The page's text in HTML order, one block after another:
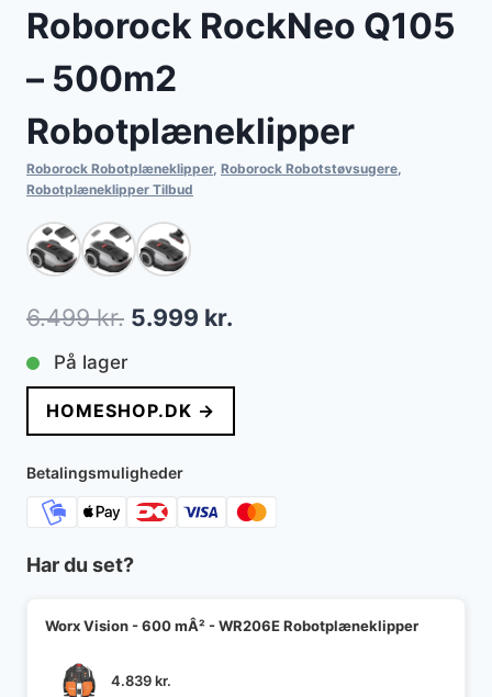
Roborock RockNeo Q105
– 500m2
Robotplæneklipper
Roborock Robotplæneklipper, Roborock Robotstøvsugere,
Robotplæneklipper Tilbud
6.499kr. Den
pris
var:
6.499 kr..
5.999 kr.
pris
er:
På lager
HOMESHOP.DK →
Betalingsmuligheder
Har du set?
Worx Vision - 600 mÂ² - WR206E Robotplæneklipper
4.839kr.